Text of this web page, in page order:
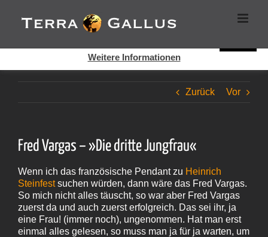
Inhalt
springen
Zurück Vor
Fred Vargas – »Die dritte Jungfrau«
Wenn ich das französische Pendant zu Heinrich
Steinfestsuchen würden, dann wäre das Fred Vargas.
So mich nicht alles täuscht, so war aber Fred Vargas
zuerst da und auch zuerst erfolgreich. Das sei ihr, ja
eine Frau! (immer noch), ungenommen. Hat man erst
einmal alles gelesen, so muss man ja für ja warten, um
Cookies helfen auf auf dieser Seite bei der Bereitstellung der
Dienste. Durch die Nutzung dieser Webseite erklären Sie sich
Weitere Informationen